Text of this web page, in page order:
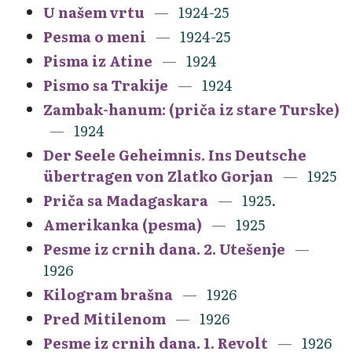
U našem vrtu
1924-25
Pesma o meni
1924-25
Pisma iz Atine
1924
Pismo sa Trakije
1924
Zambak-hanum: (priča iz stare Turske)
1924
Der Seele Geheimnis. Ins Deutsche
übertragen von Zlatko Gorjan
1925
Priča sa Madagaskara
1925.
Amerikanka (pesma)
1925
Pesme iz crnih dana. 2. Utešenje
1926
Kilogram brašna
1926
Pred Mitilenom
1926
Pesme iz crnih dana. 1. Revolt
1926